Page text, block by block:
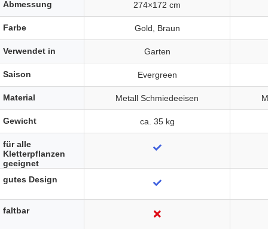
274×172 cm
Gold, Braun
Garten
Evergreen
Metall Schmiedeeisen
ca. 35 kg
Abmessung
Farbe
Verwendet in
Saison
Material
Gewicht
für alle
Kletterpflanzen
geeignet
gutes Design
faltbar